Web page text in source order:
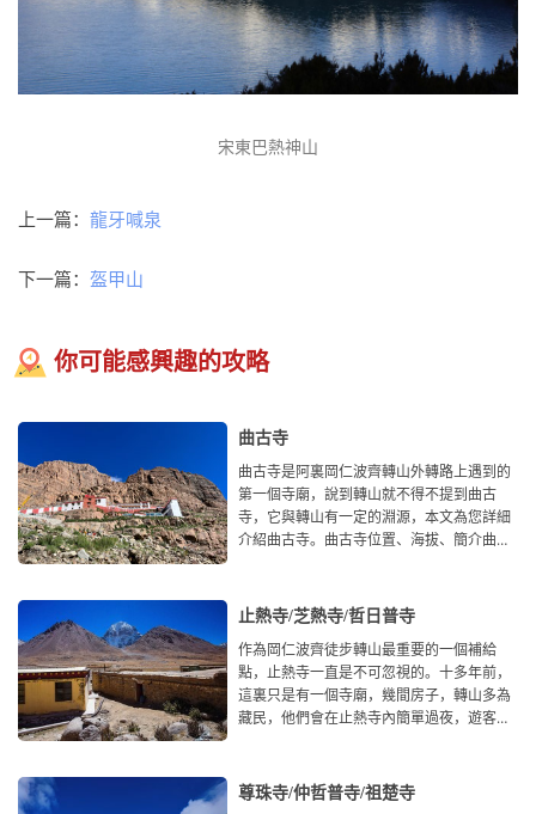
宋東巴熱神山
上一篇： 龍牙喊泉
下一篇： 盔甲山
你可能感興趣的攻略
曲古寺
曲古寺是阿裏岡仁波齊轉山外轉路上遇到的
第一個寺廟，說到轉山就不得不提到曲古
寺，它與轉山有一定的淵源，本文為您詳細
介紹曲古寺。曲古寺位置、海拔、簡介曲古
止熱寺/芝熱寺/哲日普寺
作為岡仁波齊徒步轉山最重要的一個補給
點，止熱寺一直是不可忽視的。十多年前，
這裏只是有一個寺廟，幾間房子，轉山多為
藏民，他們會在止熱寺內簡單過夜，遊客較
尊珠寺/仲哲普寺/祖楚寺